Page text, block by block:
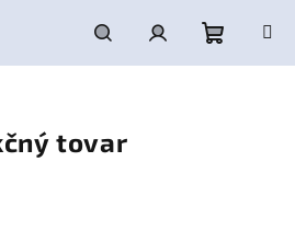
HľadaťPrihlásenie
tovar